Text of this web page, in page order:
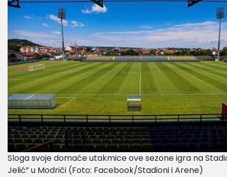
Sloga svoje domaće utakmice ove sezone igra na
Jelić” u Modriči (Foto: Facebook/Stadioni i Arene)